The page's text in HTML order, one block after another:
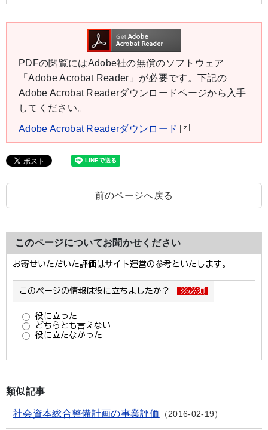
PDFの閲覧にはAdobe社の無償のソフトウェア
「Adobe Acrobat Reader」が必要です。下記の
Adobe Acrobat Readerダウンロードページから入手
してください。
Adobe Acrobat Readerダウンロード
前のページへ戻る
このページについてお聞かせください
類似記事
社会資本総合整備計画の事業評価 2016-02-19